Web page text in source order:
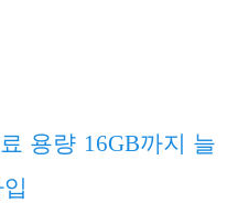
용량 16GB까지 늘